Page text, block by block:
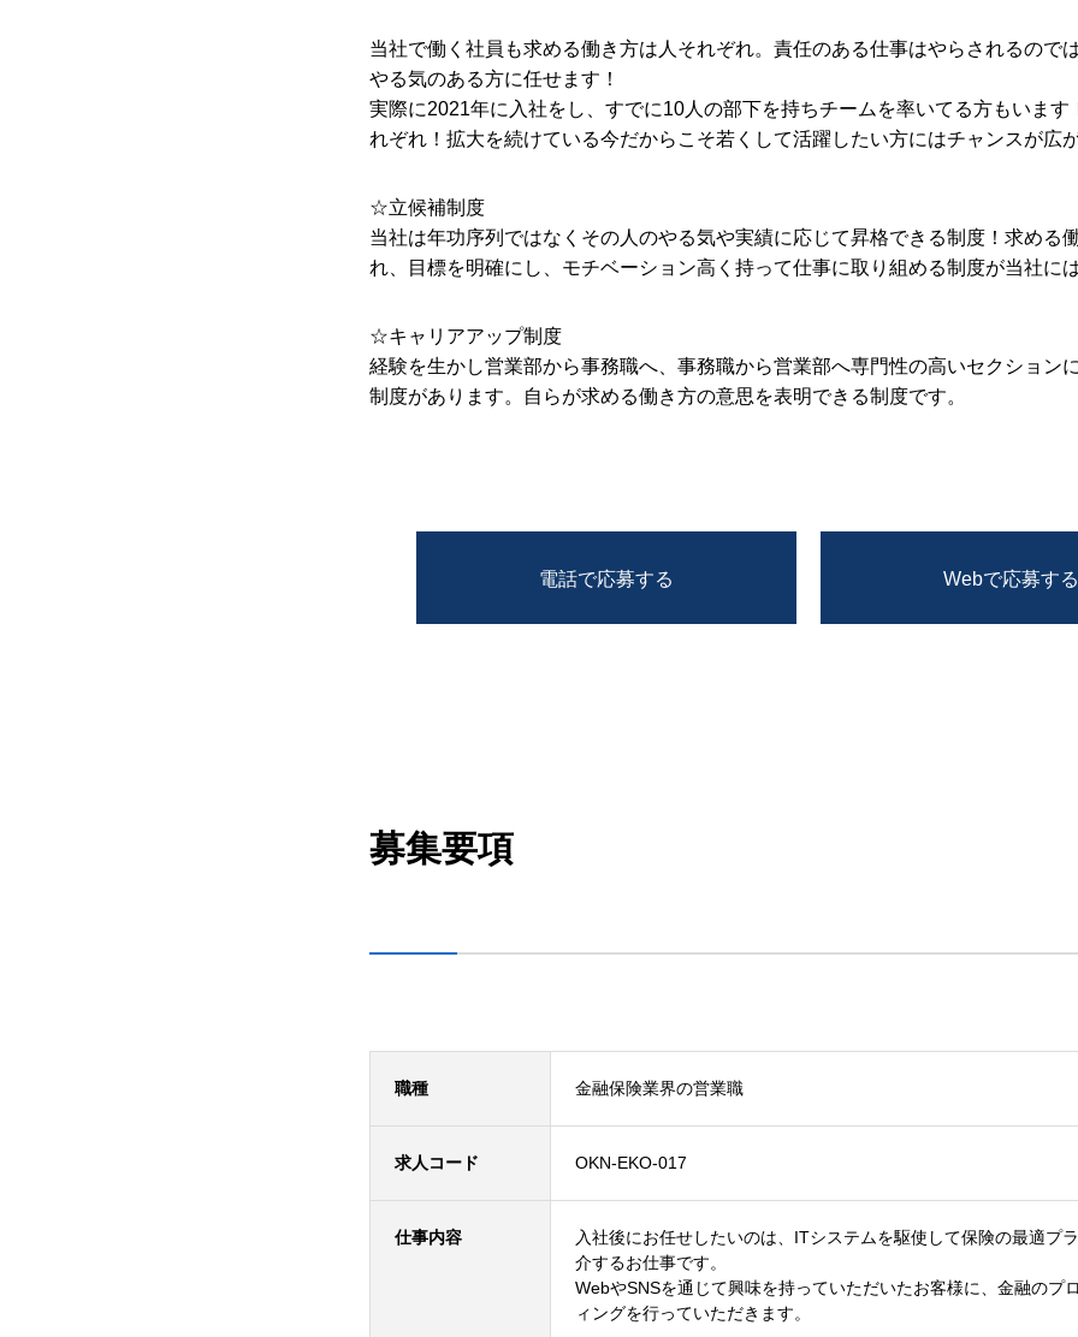
当社で働く社員も求める働き方は人それぞれ。責任のある仕事はやらされるので
やる気のある方に任せます！
実際に2021年に入社をし、すでに10人の部下を持ちチームを率いてる方もいます
れぞれ！拡大を続けている今だからこそ若くして活躍したい方にはチャンスが広
☆立候補制度
当社は年功序列ではなくその人のやる気や実績に応じて昇格できる制度！求める
れ、目標を明確にし、モチベーション高く持って仕事に取り組める制度が当社には
☆キャリアアップ制度
経験を生かし営業部から事務職へ、事務職から営業部へ専門性の高いセクション
制度があります。自らが求める働き方の意思を表明できる制度です。
電話で応募する Webで応募する
募集要項
職種 金融保険業界の営業職
求人コード OKN-EKO-017
仕事内容
入社後にお任せしたいのは、ITシステムを駆使して保険の最適プ
介するお仕事です。
WebやSNSを通じて興味を持っていただいたお客様に、金融のプ
ィングを行っていただきます。